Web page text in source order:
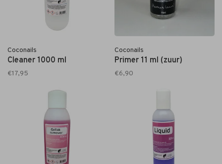
Coconails
Cleaner 1000 ml
€17,95
Coconails
Primer 11 ml (zuur)
€6,90